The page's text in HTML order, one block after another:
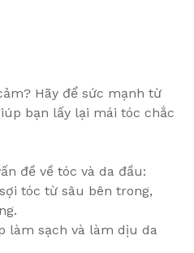
Hãy để sức mạnh từ
bạn lấy lại mái tóc chắc
đề về tóc và da đầu:
tóc từ sâu bên trong,
làm sạch và làm dịu da